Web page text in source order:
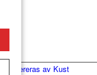
levereras av Kust